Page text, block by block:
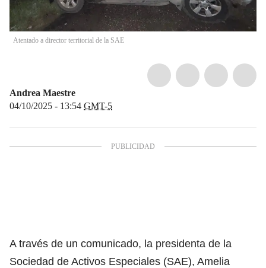
Atentado a director territorial de la SAE
Andrea Maestre
04/10/2025 - 13:54 GMT-5
A través de un comunicado, la presidenta de la
Sociedad de Activos Especiales (SAE), Amelia